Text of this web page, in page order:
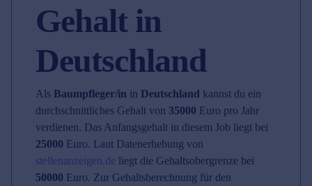
Gehalt in
Deutschland
Als Baumpfleger/in in Deutschland kannst du ein
durchschnittliches Gehalt von 35000 Euro pro Jahr
verdienen. Das Anfangsgehalt in diesem Job liegt bei
25000 Euro. Laut Datenerhebung von
stellenanzeigen.de liegt die Gehaltsobergrenze bei
50000 Euro. Zur Gehaltsberechnung für den